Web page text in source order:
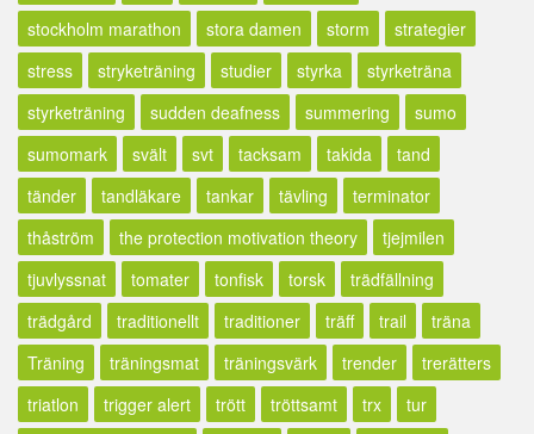
stockholm marathon
stora damen storm
strategier
stress
stryketräning studier styrka
styrketräna
styrketräning
sudden deafness summering
sumo
sumomark
svält svt tacksam takida
tand
tänder
tandläkare tankar tävling
terminator
thåström
the protection motivation theory
tjejmilen
tjuvlyssnat
tomater tonfisk torsk
trädfällning
trädgård
traditionellt traditioner träff trail
träna
Träning
träningsmat träningsvärk trender
trerätters
triatlon
trigger alert trött tröttsamt trx
tur